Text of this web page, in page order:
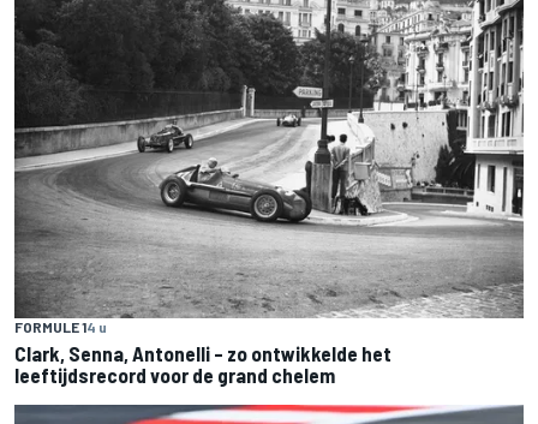
FORMULE 14 u
Clark, Senna, Antonelli – zo ontwikkelde het
leeftijdsrecord voor de grand chelem